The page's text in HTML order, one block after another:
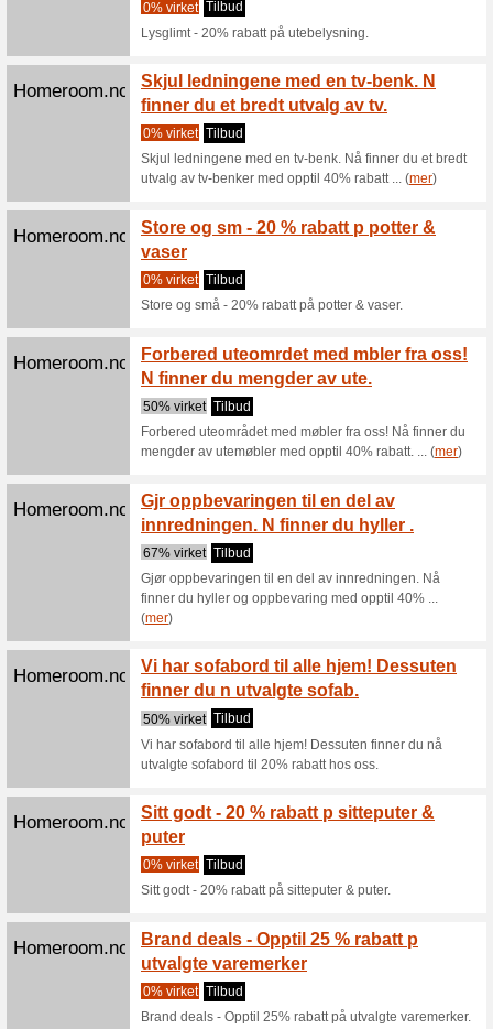
Tilbud
Skap
Homeroom.no
måte.
Tilbud
Skap
veggene
Homeroom.no
Få
Tilbud
Få opptil